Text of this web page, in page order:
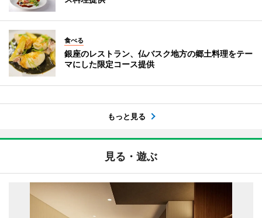
食べる
銀座のレストラン、仏バスク地方の郷土料理をテー
マにした限定コース提供
もっと見る
見る・遊ぶ